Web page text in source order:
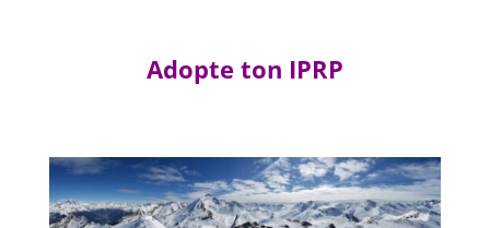
Adopte ton IPRP